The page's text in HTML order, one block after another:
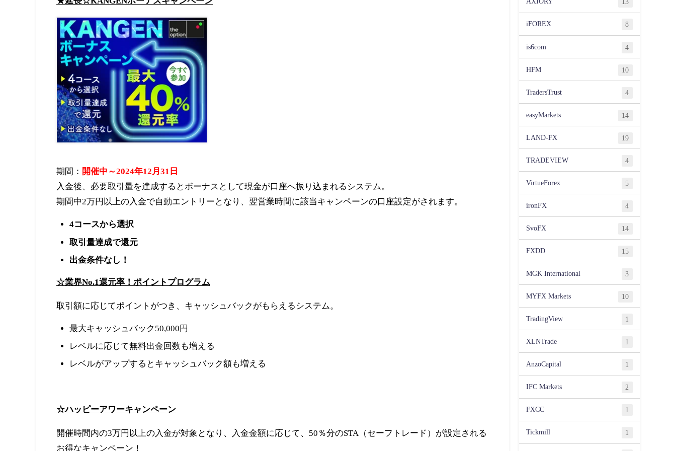
期間： 開催中～2024年12月31日
入金後、必要取引量を達成するとボーナスとして現金が口座へ振り込まれるシステム。
期間中2万円以上の入金で自動エントリーとなり、翌営業時間に該当キャンペーンの口座設定がされます。
4コースから選択
取引量達成で還元
出金条件なし！
☆業界No.1還元率！ポイントプログラム
取引額に応じてポイントがつき、キャッシュバックがもらえるシステム。
最大キャッシュバック50,000円
レベルに応じて無料出金回数も増える
レベルがアップするとキャッシュバック額も増える
☆ハッピーアワーキャンペーン
開催時間内の3万円以上の入金が対象となり、入金金額に応じて、50％分のSTA（セーフトレード）が設定される
お得なキャンペーン！
13
iFOREX 8
is6com 4
HFM 10
TradersTrust 4
easyMarkets 14
LAND-FX 19
TRADEVIEW 4
VirtueForex 5
ironFX 4
SvoFX 14
FXDD 15
MGK International 3
MYFX Markets 10
TradingView 1
XLNTrade 1
AnzoCapital 1
IFC Markets 2
FXCC 1
Tickmill 1